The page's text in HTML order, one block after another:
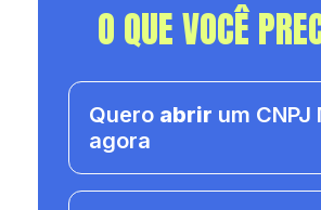
O QUE VOCÊ
Quero abrir um CNPJ
agora